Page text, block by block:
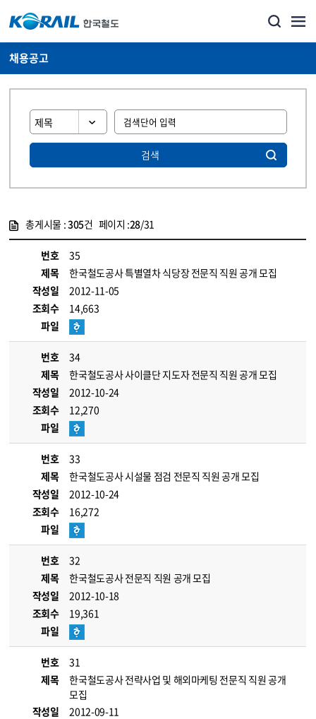
채용공고
검색
총게시물 :305건 페이지 :28/31
번호
35
제목
한국철도공사 특별열차 식당장 전문직 직원 공개 모집
작성일
2012-11-05
조회수
14,663
파일
번호
34
제목
한국철도공사 사이클단 지도자 전문직 직원 공개 모집
작성일
2012-10-24
조회수
12,270
파일
번호
33
제목
한국철도공사 시설물 점검 전문직 직원 공개 모집
작성일
2012-10-24
조회수
16,272
파일
번호
32
제목
한국철도공사 전문직 직원 공개 모집
작성일
2012-10-18
조회수
19,361
파일
번호
31
제목
한국철도공사 전략사업 및 해외마케팅 전문직 직원 공개
모집
작성일
2012-09-11